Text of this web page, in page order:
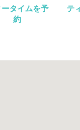
タイムを予
約
テ